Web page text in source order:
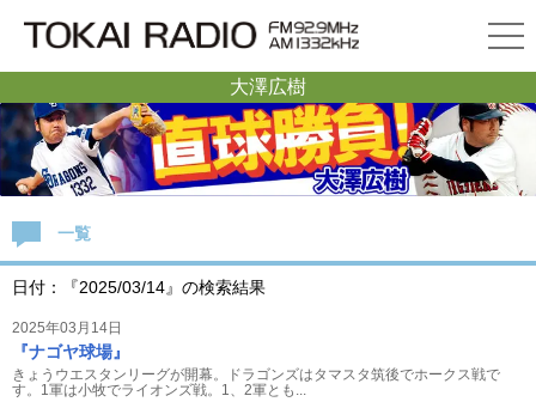
大澤広樹
一覧
日付：『2025/03/14』の検索結果
2025年03月14日
『ナゴヤ球場』
きょうウエスタンリーグが開幕。ドラゴンズはタマスタ筑後でホークス戦で
す。1軍は小牧でライオンズ戦。1、2軍とも...